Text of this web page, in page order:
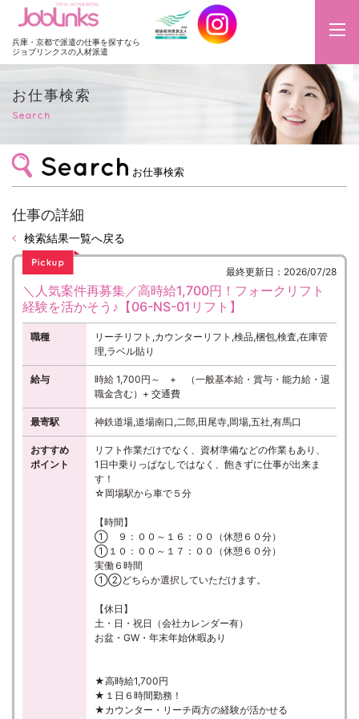
JobLinks
兵庫・京都で派遣の仕事を探すなら
ジョブリンクスの人材派遣
お仕事検索
Search
お仕事検索
仕事の詳細
検索結果一覧へ戻る
最終更新日：2026/07/28
＼人気案件再募集／高時給1,700円！フォークリフト
経験を活かそう♪【06-NS-01リフト】
職種
リーチリフト,カウンターリフト,検品,梱包,検査,在庫管
理,ラベル貼り
給与
時給 1,700円～ + （一般基本給・賞与・能力給・退
職金含む）+ 交通費
最寄駅 神鉄道場,道場南口,二郎,田尾寺,岡場,五社,有馬口
おすすめ
ポイント
リフト作業だけでなく、資材準備などの作業もあり、
1日中乗りっぱなしではなく、飽きずに仕事が出来ま
す！
☆岡場駅から車で５分
【時間】
① ９：００～１６：００（休憩６０分）
①１０：００～１７：００（休憩６０分）
実働６時間
①②どちらか選択していただけます。
【休日】
土・日・祝日（会社カレンダー有）
お盆・GW・年末年始休暇あり
★高時給1,700円
★１日６時間勤務！
★カウンター・リーチ両方の経験が活かせる